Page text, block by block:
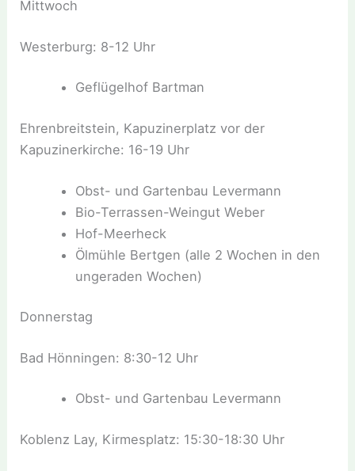
Mittwoch
Westerburg: 8-12 Uhr
Geflügelhof Bartman
Ehrenbreitstein, Kapuzinerplatz vor der
Kapuzinerkirche: 16-19 Uhr
Obst- und Gartenbau Levermann
Bio-Terrassen-Weingut Weber
Hof-Meerheck
Ölmühle Bertgen (alle 2 Wochen in den
ungeraden Wochen)
Donnerstag
Bad Hönningen: 8:30-12 Uhr
Obst- und Gartenbau Levermann
Koblenz Lay, Kirmesplatz: 15:30-18:30 Uhr